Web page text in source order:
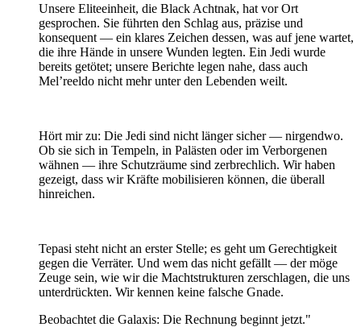
Unsere Eliteeinheit, die Black Achtnak, hat vor Ort
gesprochen. Sie führten den Schlag aus, präzise und
konsequent — ein klares Zeichen dessen, was auf jene wartet,
die ihre Hände in unsere Wunden legten. Ein Jedi wurde
bereits getötet; unsere Berichte legen nahe, dass auch
Mel’reeldo nicht mehr unter den Lebenden weilt.
Hört mir zu: Die Jedi sind nicht länger sicher — nirgendwo.
Ob sie sich in Tempeln, in Palästen oder im Verborgenen
wähnen — ihre Schutzräume sind zerbrechlich. Wir haben
gezeigt, dass wir Kräfte mobilisieren können, die überall
hinreichen.
Tepasi steht nicht an erster Stelle; es geht um Gerechtigkeit
gegen die Verräter. Und wem das nicht gefällt — der möge
Zeuge sein, wie wir die Machtstrukturen zerschlagen, die uns
unterdrückten. Wir kennen keine falsche Gnade.
Beobachtet die Galaxis: Die Rechnung beginnt jetzt."